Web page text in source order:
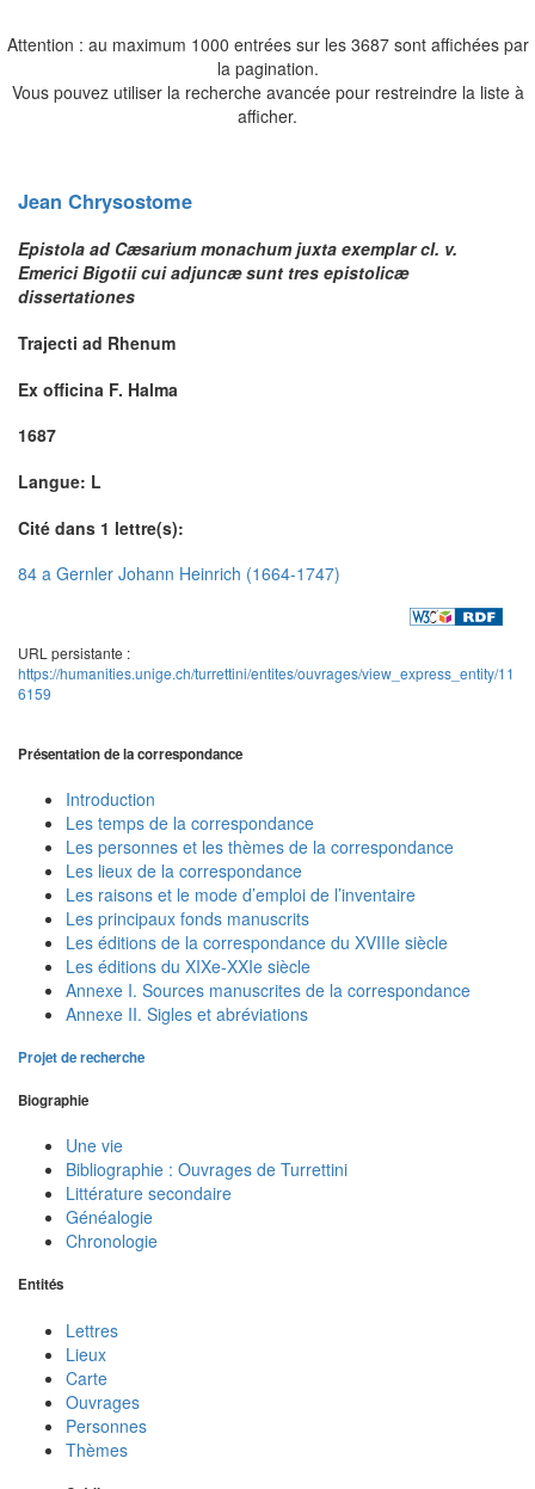
Attention : au maximum 1000 entrées sur les 3687 sont affichées par
la pagination.
Vous pouvez utiliser la recherche avancée pour restreindre la liste à
afficher.
Jean Chrysostome
Epistola ad Cæsarium monachum juxta exemplar cl. v.
Emerici Bigotii cui adjuncæ sunt tres epistolicæ
dissertationes
Trajecti ad Rhenum
Ex officina F. Halma
1687
Langue: L
Cité dans 1 lettre(s):
84 a Gernler Johann Heinrich (1664-1747)
URL persistante :
https://humanities.unige.ch/turrettini/entites/ouvrages/view_express_entity/11
6159
Présentation de la correspondance
Introduction
Les temps de la correspondance
Les personnes et les thèmes de la correspondance
Les lieux de la correspondance
Les raisons et le mode d’emploi de l’inventaire
Les principaux fonds manuscrits
Les éditions de la correspondance du XVIIIe siècle
Les éditions du XIXe-XXIe siècle
Annexe I. Sources manuscrites de la correspondance
Annexe II. Sigles et abréviations
Projet de recherche
Biographie
Une vie
Bibliographie : Ouvrages de Turrettini
Littérature secondaire
Généalogie
Chronologie
Entités
Lettres
Lieux
Carte
Ouvrages
Personnes
Thèmes